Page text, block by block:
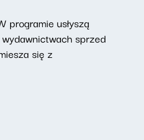
programie usłyszą
sprzed
się z